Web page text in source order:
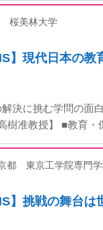
桜美林大学
】現代日本の
決に挑む学問の面
樹准教授】 ■教育
都 東京工学院専門
】挑戦の舞台